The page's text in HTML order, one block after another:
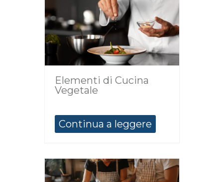
Elementi di Cucina
Vegetale
Continua a leggere